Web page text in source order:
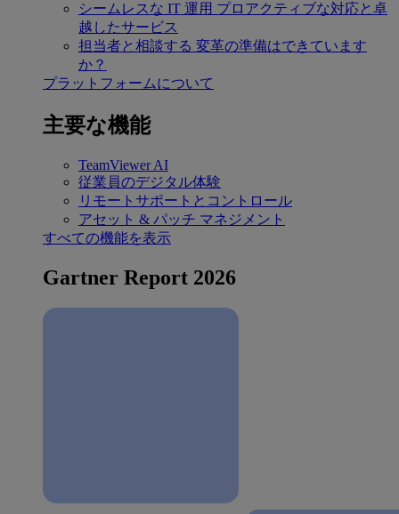
シームレスな IT 運用 プロアクティブな対応と卓
越したサービス
担当者と相談する 変革の準備はできています
か？
プラットフォームについて
主要な機能
TeamViewer AI
従業員のデジタル体験
リモートサポートとコントロール
アセット & パッチ マネジメント
すべての機能を表示
Gartner Report 2026